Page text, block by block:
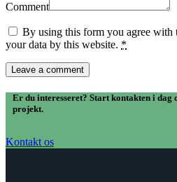
Comment
By using this form you agree with
your data by this website. *
Er du interesseret? Start kontakten i dag
projekt.
Kontakt os